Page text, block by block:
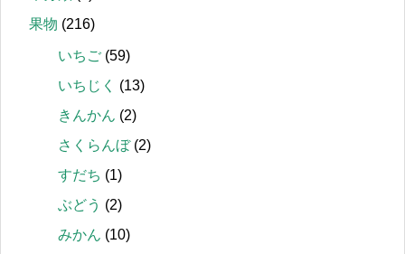
果物 (216)
いちご (59)
いちじく
(13)
きんかん (2)
さくらんぼ(2)
すだち (1)
ぶどう (2)
みかん (10)